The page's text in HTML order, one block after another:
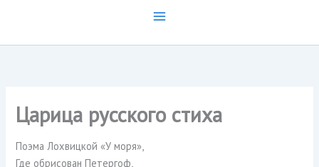
Царица русского стиха
Поэма Лохвицкой «У моря»,
Где обрисован Петергоф,